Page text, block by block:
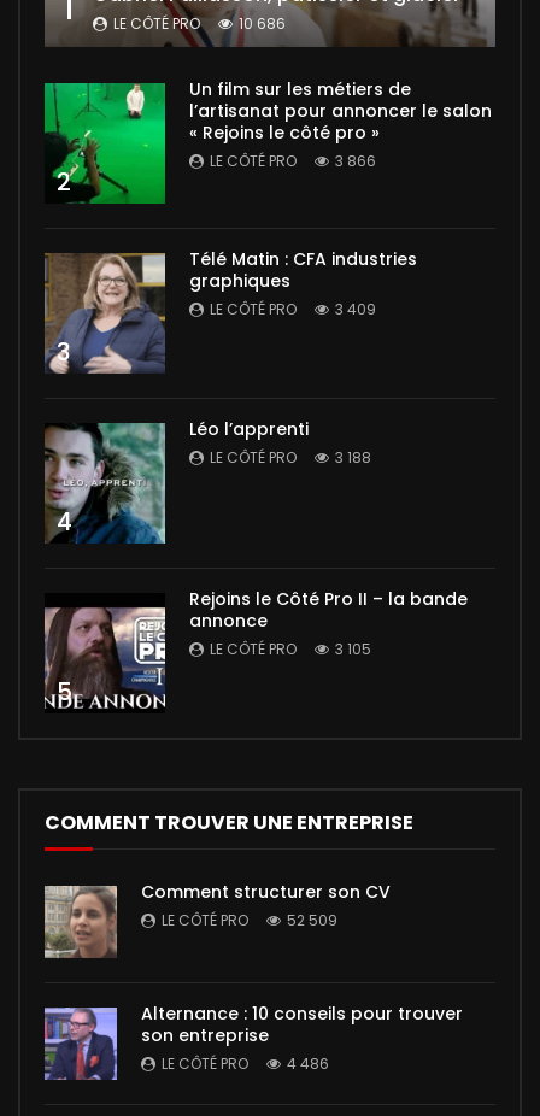
LE CÔTÉ PRO 10 686
2
Un film sur les métiers de
l’artisanat pour annoncer le salon
« Rejoins le côté pro »
LE CÔTÉ PRO 3 866
3
Télé Matin : CFA industries
graphiques
LE CÔTÉ PRO 3 409
4
Léo l’apprenti
LE CÔTÉ PRO 3 188
5
Rejoins le Côté Pro II – la bande
annonce
LE CÔTÉ PRO 3 105
COMMENT TROUVER UNE ENTREPRISE
Comment structurer son CV
LE CÔTÉ PRO 52 509
Alternance : 10 conseils pour trouver
son entreprise
LE CÔTÉ PRO 4 486